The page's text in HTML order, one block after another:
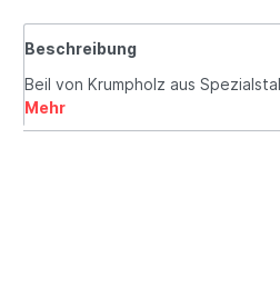
Beschreibung
Beil von Krumpholz aus
Mehr